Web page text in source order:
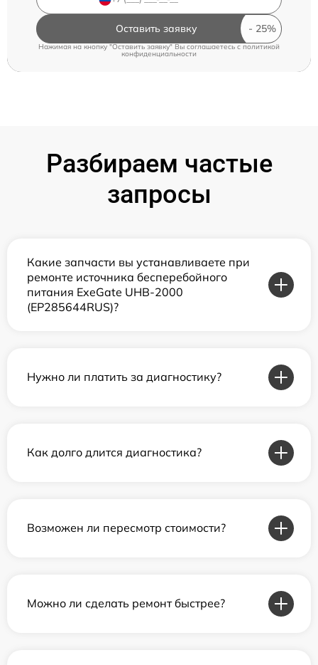
Оставить заявку
Нажимая на кнопку "Оставить заявку" Вы соглашаетесь cполитикой
конфиденциальности
Разбираем частые
запросы
Какие запчасти вы устанавливаете при
ремонте источника бесперебойного
питания ExeGate UHB-2000
(EP285644RUS)?
Нужно ли платить за диагностику?
Как долго длится диагностика?
Возможен ли пересмотр стоимости?
Можно ли сделать ремонт быстрее?